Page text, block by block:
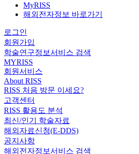
MyRISS
해외전자정보 바로가기
로그인
회원가입
학술연구정보서비스 검색
MYRISS
회원서비스
About RISS
RISS 처음 방문 이세요?
고객센터
RISS 활용도 분석
최신/인기 학술자료
해외자료신청(E-DDS)
공지사항
해외전자정보서비스 검색